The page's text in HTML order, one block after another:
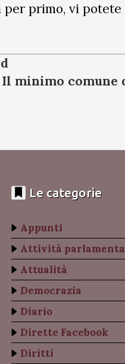
per primo, vi
Il minimo comune
Le categorie
Appunti
Attività
Attualità
Democrazia
Diario
Dirette Facebook
Diritti